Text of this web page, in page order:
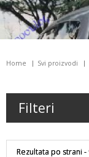
Home Svi proizvodi
Filteri